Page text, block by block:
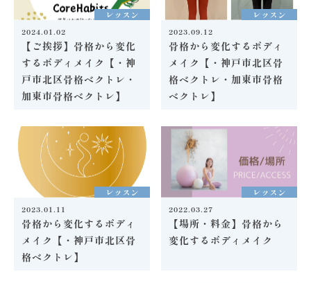
2024.01.02
レッスン
【ご挨拶】骨格から変化
するボディメイク【・神
戸市北区骨格ベクトレ・
加東市骨格ベクトレ】
2023.09.12
レッスン
骨格から変化するボディ
メイク【・神戸市北区骨
格ベクトレ・加東市骨格
ベクトレ】
2023.01.11
レッスン
骨格から変化するボディ
メイク【・神戸市北区骨
格ベクトレ】
2022.03.27
レッスン
【場所・料金】骨格から
変化するボディメイク